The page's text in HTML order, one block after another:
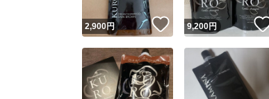
2,900円 いいね！
9,200円